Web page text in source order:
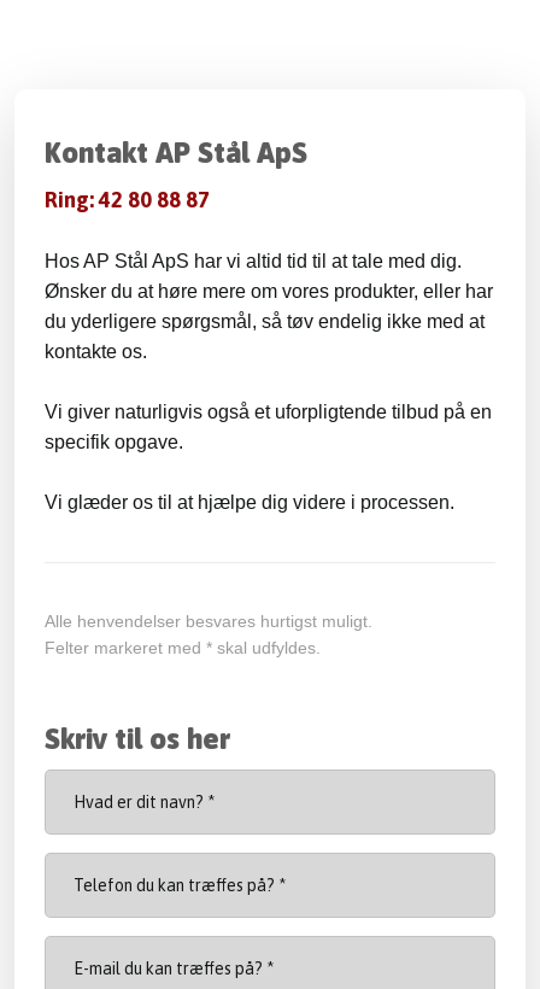
Kontakt AP Stål ApS​
Ring: 42 80 88 87
Hos AP Stål ApS har vi altid tid til at tale med dig.
Ønsker du at høre mere om vores produkter, eller har
du yderligere spørgsmål, så tøv endelig ikke med at
kontakte os.
Vi giver naturligvis også et uforpligtende tilbud på en
specifik opgave.
Vi glæder os til at hjælpe dig videre i processen.
Alle henvendelser besvares hurtigst muligt.​​
​Felter markeret med * skal udfyldes.​
Skriv til os her